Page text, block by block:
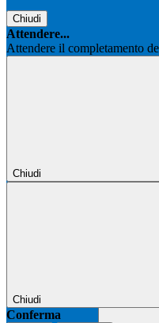
Chiudi
Attendere...
Attendere il completamento
Chiudi
Chiudi
Conferma